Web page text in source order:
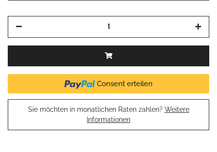
Consent erteilen
Sie möchten in monatlichen Raten zahlen? Weitere
Informationen